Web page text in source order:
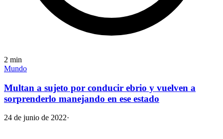
2 min
Mundo
Multan a sujeto por conducir ebrio y vuelven a
sorprenderlo manejando en ese estado
24 de junio de 2022·